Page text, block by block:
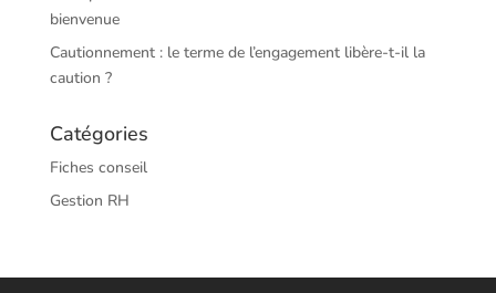
bienvenue
Cautionnement : le terme de l’engagement libère-t-il la
caution ?
Catégories
Fiches conseil
Gestion RH